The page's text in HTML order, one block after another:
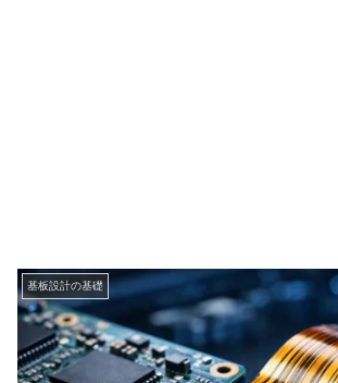
基板設計の基礎